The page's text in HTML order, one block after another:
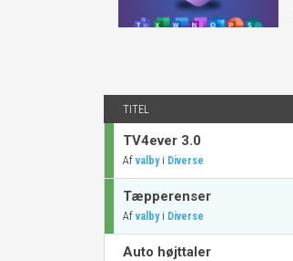
TITEL
TV4ever 3.0
Af valbyi Diverse
Tæpperenser
Af valbyi Diverse
Auto højttaler